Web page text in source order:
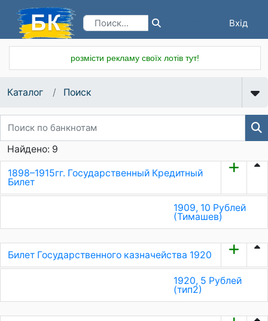
Вхід
розмісти рекламу своїх лотів тут!
Каталог Поиск
Найдено: 9
1898–1915гг. Государственный Кредитный
Билет
1909, 10 Рублей
(Тимашев)
Билет Государственного казначейства 1920
1920, 5 Pублей
(тип2)